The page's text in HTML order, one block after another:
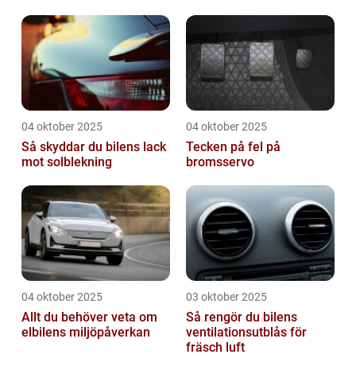
04 oktober 2025
Så skyddar du bilens lack
mot solblekning
04 oktober 2025
Tecken på fel på
bromsservo
04 oktober 2025
Allt du behöver veta om
elbilens miljöpåverkan
03 oktober 2025
Så rengör du bilens
ventilationsutblås för
fräsch luft